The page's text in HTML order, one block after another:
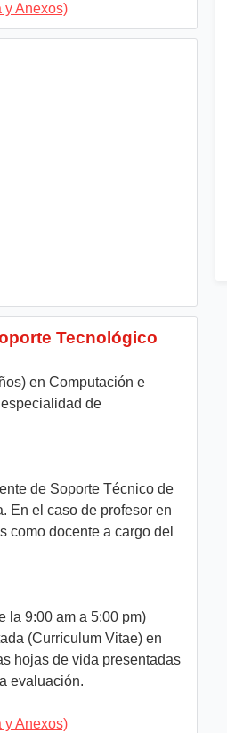
y Anexos)
Tecnológico
en Computación e
de
de Soporte Técnico de
En el caso de profesor en
como docente a cargo del
la 9:00 am a 5:00 pm)
(Currículum Vitae) en
hojas de vida presentadas
evaluación.
y Anexos)